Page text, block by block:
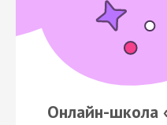
Онлайн-школа